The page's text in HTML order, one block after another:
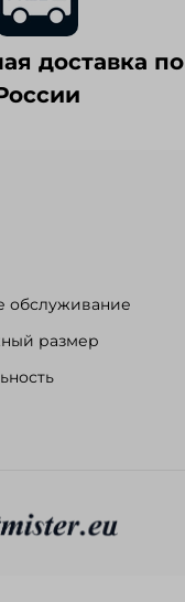
доставка по
обслуживание
размер